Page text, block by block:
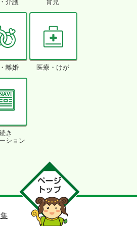
離婚 医療・けが
き
ション